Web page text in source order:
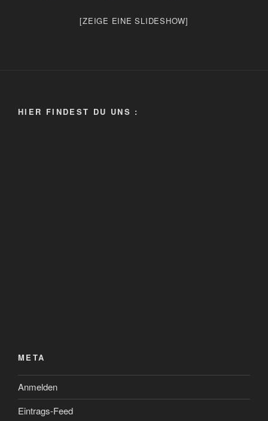
[ZEIGE EINE SLIDESHOW]
HIER FINDEST DU UNS :
META
Anmelden
Eintrags-Feed